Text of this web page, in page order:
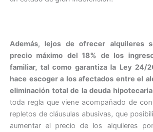
Además, lejos de ofrecer alquileres
precio máximo del 18% de los
familiar, tal como garantiza la Ley 24/
hace escoger a los afectados entre el
eliminación total de la deuda hipotecaria
toda regla que viene acompañado de
repletos de cláusulas abusivas, que
aumentar el precio de los alquileres